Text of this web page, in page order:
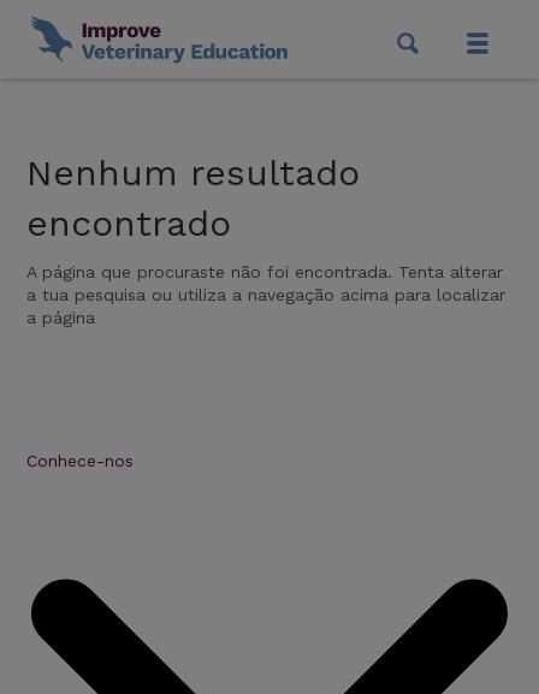
Nenhum resultado
encontrado
A página que procuraste não foi encontrada. Tenta alterar
a tua pesquisa ou utiliza a navegação acima para localizar
a página
Conhece-nos